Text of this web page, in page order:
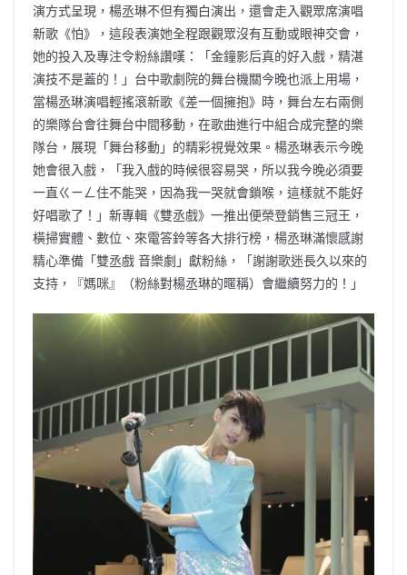
演方式呈現，楊丞琳不但有獨白演出，還會走入觀眾席演唱
新歌《怕》，這段表演她全程跟觀眾沒有互動或眼神交會，
她的投入及專注令粉絲讚嘆：「金鐘影后真的好入戲，精湛
演技不是蓋的！」台中歌劇院的舞台機關今晚也派上用場，
當楊丞琳演唱輕搖滾新歌《差一個擁抱》時，舞台左右兩側
的樂隊台會往舞台中間移動，在歌曲進行中組合成完整的樂
隊台，展現「舞台移動」的精彩視覺效果。楊丞琳表示今晚
她會很入戲，「我入戲的時候很容易哭，所以我今晚必須要
一直ㄍㄧㄥ住不能哭，因為我一哭就會鎖喉，這樣就不能好
好唱歌了！」新專輯《雙丞戲》一推出便榮登銷售三冠王，
橫掃實體、數位、來電答鈴等各大排行榜，楊丞琳滿懷感謝
精心準備「雙丞戲 音樂劇」獻粉絲，「謝謝歌迷長久以來的
支持，『媽咪』（粉絲對楊丞琳的暱稱）會繼續努力的！」